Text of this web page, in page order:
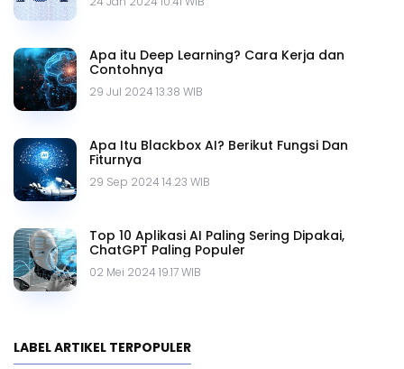
Apa itu Deep Learning? Cara Kerja dan
Contohnya
29 Jul 2024 13.38 WIB
Apa Itu Blackbox AI? Berikut Fungsi Dan
Fiturnya
29 Sep 2024 14.23 WIB
Top 10 Aplikasi AI Paling Sering Dipakai,
ChatGPT Paling Populer
02 Mei 2024 19.17 WIB
LABEL ARTIKEL TERPOPULER